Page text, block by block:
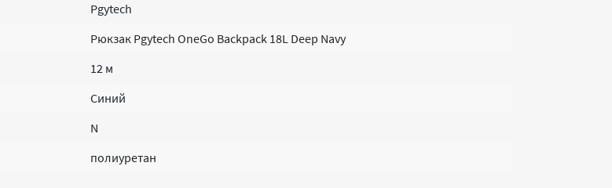
Pgytech
Рюкзак Pgytech OneGo Backpack 18L Deep Navy
12 м
Синий
N
полиуретан